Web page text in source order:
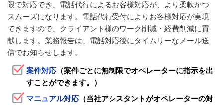
限で対応でき、電話代行によるお客様対応が、より柔軟かつ
スムーズになります。電話代行受付によりお客様対応が実現
できますので、クライアント様のワーク削減・経費削減に貢
献します。業務報告は、電話対応後にタイムリーなメール送
信でお知らせします。
案件対応（案件ごとに無制限でオペレーターに指示を出
すことができます。）
マニュアル対応（当社アシスタントがオペレーターの対